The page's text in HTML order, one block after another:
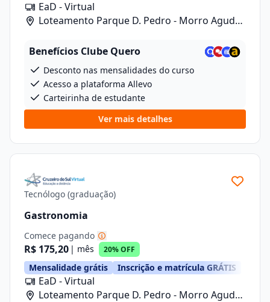
EaD - Virtual
Loteamento Parque D. Pedro - Morro Agudo/
Benefícios Clube Quero
Desconto nas mensalidades do curso
Acesso a plataforma Allevo
Carteirinha de estudante
Ver mais detalhes
Tecnólogo (graduação)
Gastronomia
Comece pagando
R$ 175,20 | mês 20% OFF
Mensalidade grátis Inscrição e matrícula GRÁTIS
EaD - Virtual
Loteamento Parque D. Pedro - Morro Agudo/